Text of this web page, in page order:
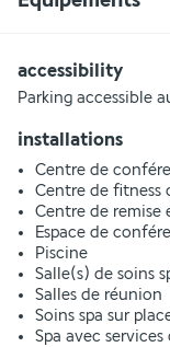
accessibility
Parking accessible
installations
Centre de
Centre de fitness
Centre de remise
Espace de
Piscine
Salle(s) de soins
Salles de réunion
Soins spa sur
Spa avec